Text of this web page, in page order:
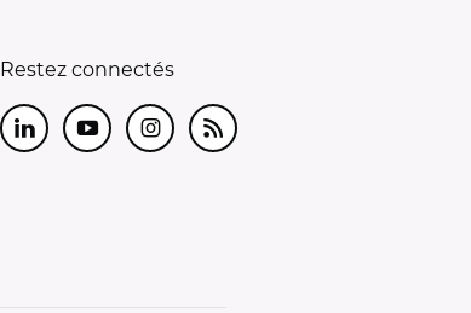
Restez connectés
LinkedInYoutubeInstagram
RSS